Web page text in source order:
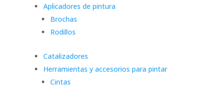
Aplicadores de pintura
Brochas
Rodillos
Catalizadores
Herramientas y accesorios para pintar
Cintas